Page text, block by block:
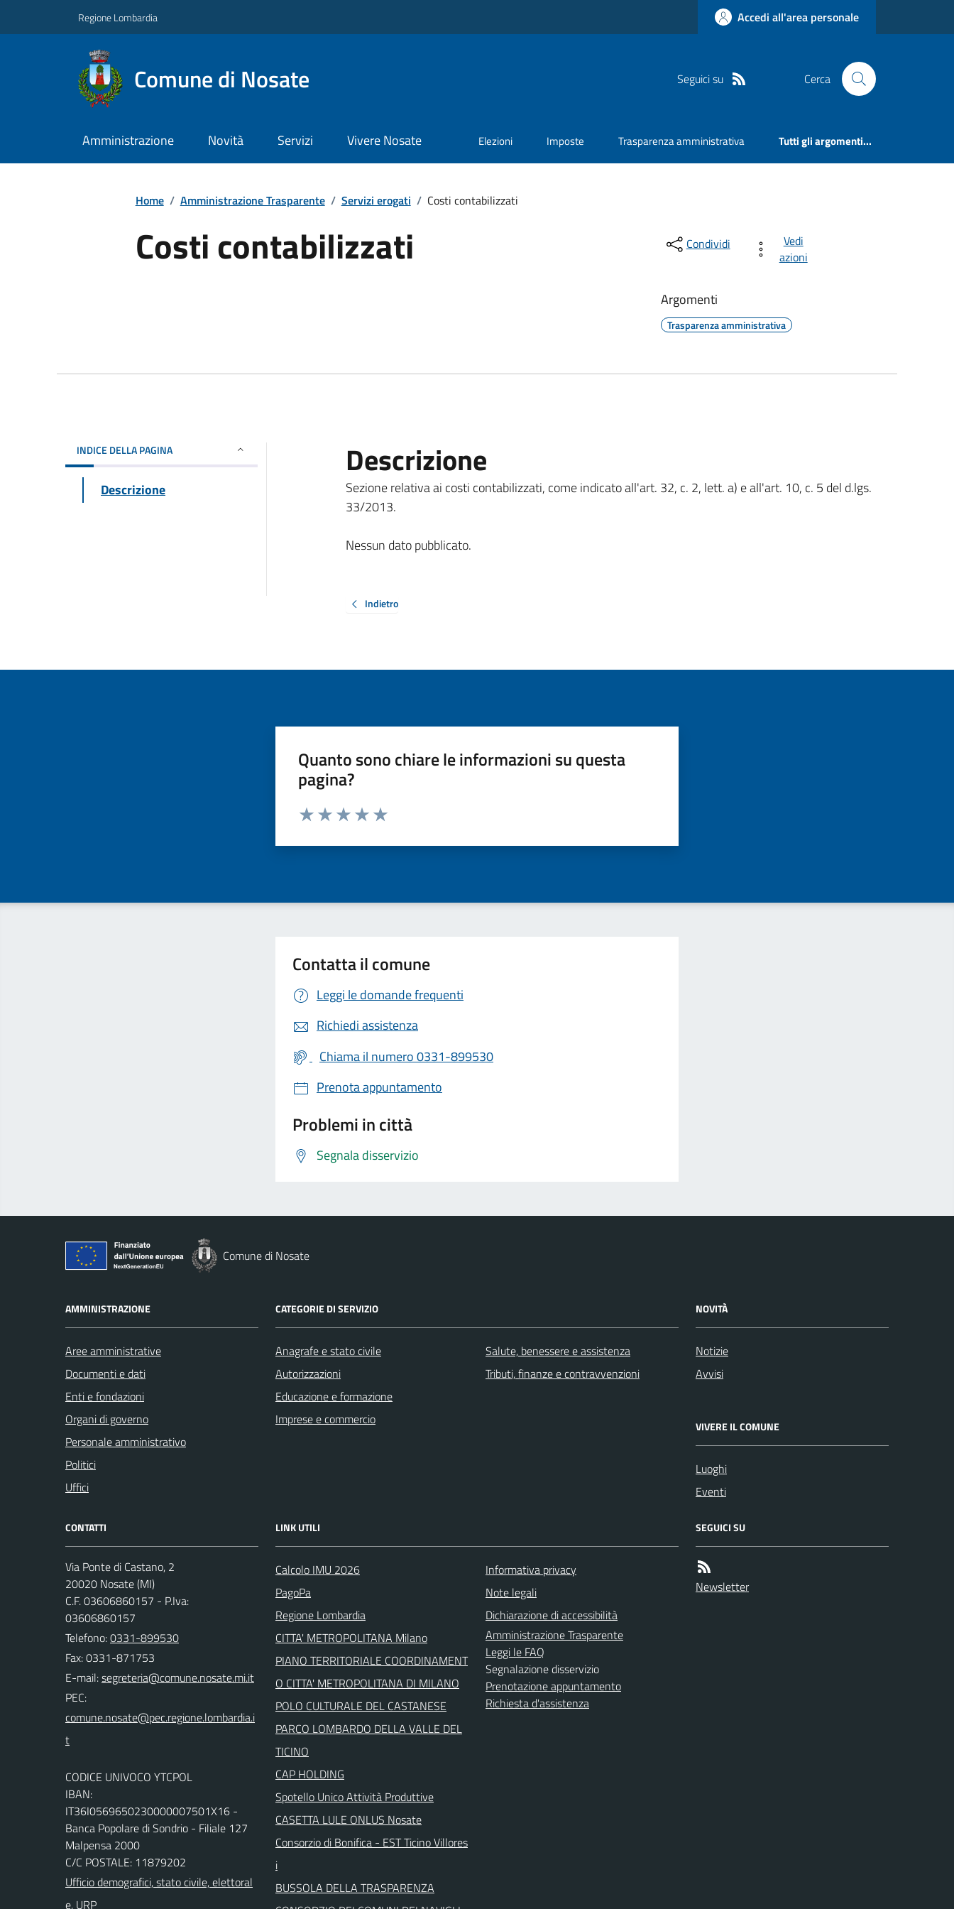
Regione Lombardia Accedi all'area personale
Comune di Nosate Seguici su Cerca
Amministrazione Novità Servizi Vivere Nosate Elezioni Imposte Trasparenza amministrativa Tutti gli argomenti...
Home / Amministrazione Trasparente / Servizi erogati / Costi contabilizzati
Costi contabilizzati Condividi
Vedi
azioni
Argomenti
Trasparenza amministrativa
INDICE DELLA PAGINA
Descrizione
Descrizione
Sezione relativa ai costi contabilizzati, come indicato all'art. 32, c. 2, lett. a) e all'art. 10, c. 5 del d.lgs.
33/2013.
Nessun dato pubblicato.
Indietro
Quanto sono chiare le informazioni su questa
pagina?
Valuta da 1 a 5 stelle la pagina
Contatta il comune
Leggi le domande frequenti
Richiedi assistenza
Chiama il numero 0331-899530
Prenota appuntamento
Problemi in città
Segnala disservizio
Comune di Nosate
AMMINISTRAZIONE
Aree amministrative
Documenti e dati
Enti e fondazioni
Organi di governo
Personale amministrativo
Politici
Uffici
CATEGORIE DI SERVIZIO
Anagrafe e stato civile
Autorizzazioni
Educazione e formazione
Imprese e commercio
Salute, benessere e assistenza
Tributi, finanze e contravvenzioni
NOVITÀ
Notizie
Avvisi
VIVERE IL COMUNE
Luoghi
Eventi
CONTATTI
Via Ponte di Castano, 2
20020 Nosate (MI)
C.F. 03606860157 - P.Iva:
03606860157
Telefono:0331-899530
Fax: 0331-871753
E-mail:
PEC:
CODICE UNIVOCO YTCPOL
IBAN:
IT36I0569650230000007501X16 -
Banca Popolare di Sondrio - Filiale 127
Malpensa 2000
C/C POSTALE: 11879202
Ufficio demografici, stato civile, elettoral
e, URP
LINK UTILI
Calcolo IMU 2026
PagoPa
Regione Lombardia
CITTA' METROPOLITANA Milano
PIANO TERRITORIALE COORDINAMENT
O CITTA' METROPOLITANA DI MILANO
POLO CULTURALE DEL CASTANESE
PARCO LOMBARDO DELLA VALLE DEL
TICINO
CAP HOLDING
Spotello Unico Attività Produttive
CASETTA LULE ONLUS Nosate
Consorzio di Bonifica - EST Ticino Villores
i
BUSSOLA DELLA TRASPARENZA
Informativa privacy
Note legali
Dichiarazione di accessibilità
Amministrazione Trasparente
Leggi le FAQ
Segnalazione disservizio
Prenotazione appuntamento
Richiesta d'assistenza
SEGUICI SU
Newsletter